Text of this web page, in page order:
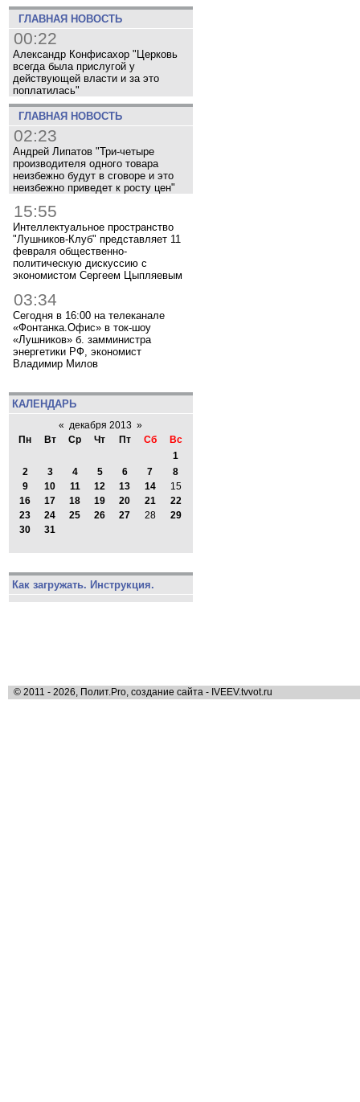
ГЛАВНАЯ НОВОСТЬ
00:22
Александр Конфисахор "Церковь
всегда была прислугой у
действующей власти и за это
поплатилась"
ГЛАВНАЯ НОВОСТЬ
02:23
Андрей Липатов "Три-четыре
производителя одного товара
неизбежно будут в сговоре и это
неизбежно приведет к росту цен"
15:55
Интеллектуальное пространство
"Лушников-Клуб" представляет 11
февраля общественно-
политическую дискуссию с
экономистом Сергеем Цыпляевым
03:34
Сегодня в 16:00 на телеканале
«Фонтанка.Офис» в ток-шоу
«Лушников» б. замминистра
энергетики РФ, экономист
Владимир Милов
КАЛЕНДАРЬ
« декабря 2013 »
Пн
Вт Ср Чт Пт Сб
Вс
1
2
3 4 5 6 7
8
9
10 11 12 13 14
15
16
17 18 19 20 21
22
23
24 25 26 27 28
29
30
31
Как загружать. Инструкция.
© 2011 - 2026, Полит.Pro, создание сайта - IVEEV.tvvot.ru